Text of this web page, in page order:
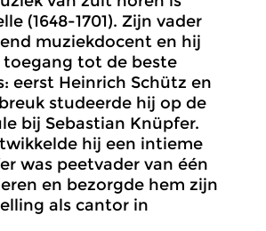
(1648-1701). Zijn vader
muziekdocent en hij
toegang tot de beste
eerst Heinrich Schütz en
studeerde hij op de
bij Sebastian Knüpfer.
hij een intieme
was peetvader van één
en bezorgde hem zijn
als cantor in